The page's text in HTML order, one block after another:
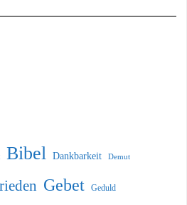
Bibel Dankbarkeit Demut
Gebet Geduld